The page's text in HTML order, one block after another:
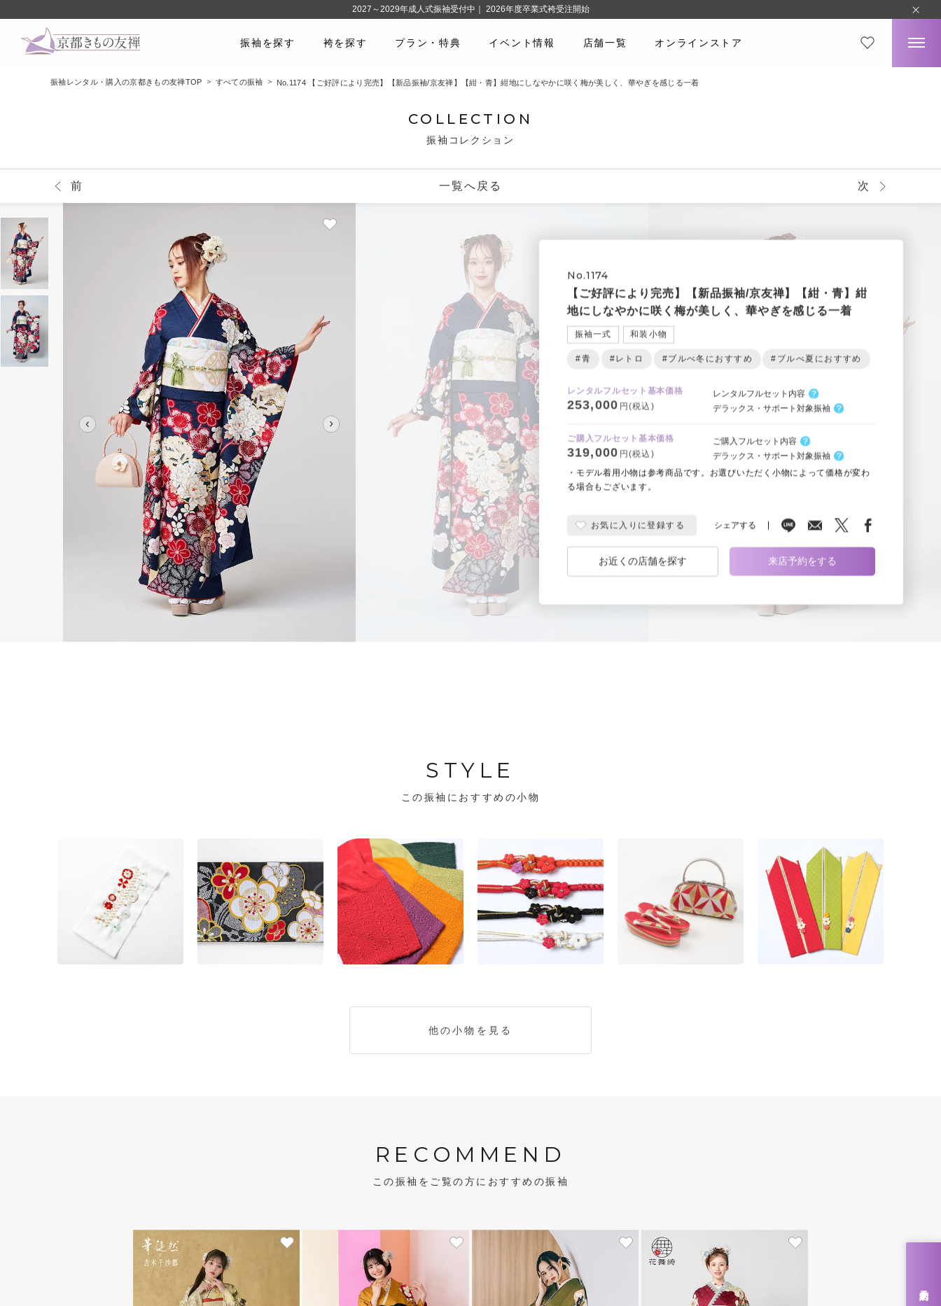
振袖を探す 袴を探す プラン・特典 イベント情報 店舗一覧 オンラインストア
振袖レンタル・購入の京都きもの友禅TOP すべての振袖 No.1174 【ご好評により完売】【新品振袖/京友禅】【紺・青】紺地にしなやかに咲く梅が美しく、華やぎを感じる一着
COLLECTION
振袖コレクション
前 一覧へ戻る 次
No.1174
【ご好評により完売】【新品振袖/京友禅】【紺・青】紺
地にしなやかに咲く梅が美しく、華やぎを感じる一着
振袖一式 和装小物
#青 #レトロ #ブルべ冬におすすめ #ブルべ夏におすすめ
レンタルフルセット基本価格
253,000 円(税込)
レンタルフルセット内容
デラックス・サポート対象振袖
ご購入フルセット基本価格
319,000 円(税込)
ご購入フルセット内容
デラックス・サポート対象振袖
・モデル着用小物は参考商品です。お選びいただく小物によって価格が変わ
る場合もございます。
お気に入りに登録する シェアする
お近くの店舗を探す 来店予約をする
STYLE
この振袖におすすめの小物
他の小物を見る
RECOMMEND
この振袖をご覧の方におすすめの振袖
2027～2029年成人式振袖受付中｜ 2026年度卒業式袴受注開始